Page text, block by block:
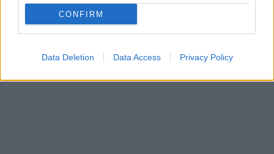
CONFIRM
Data Deletion Data Access Privacy Policy